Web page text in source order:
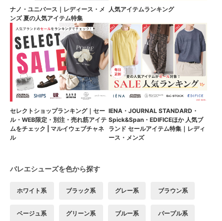
ナノ・ユニバース｜レディース・メ
ンズ 夏の人気アイテム特集
人気アイテムランキング
セレクトショップランキング｜セー
ル・WEB限定・別注・売れ筋アイテ
ムをチェック | マルイウェブチャネ
ル
IENA・JOURNAL STANDARD・
Spick&Span・EDIFICEほか 人気ブ
ランド セールアイテム特集｜レディ
ース・メンズ
バレエシューズを色から探す
ホワイト系 ブラック系 グレー系 ブラウン系
ベージュ系 グリーン系 ブルー系 パープル系